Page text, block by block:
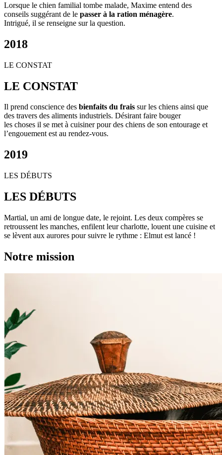
Lorsque le chien familial tombe malade, Maxime entend des
conseils suggérant de le passer à la ration ménagère.
Intrigué, il se renseigne sur la question.
2018
LE CONSTAT
LE CONSTAT
Il prend conscience des bienfaits du frais sur les chiens ainsi que
des travers des aliments industriels. Désirant faire bouger
les choses il se met à cuisiner pour des chiens de son entourage et
l’engouement est au rendez-vous.
2019
LES DÉBUTS
LES DÉBUTS
Martial, un ami de longue date, le rejoint. Les deux compères se
retroussent les manches, enfilent leur charlotte, louent une cuisine et
se lèvent aux aurores pour suivre le rythme : Elmut est lancé !
Notre mission